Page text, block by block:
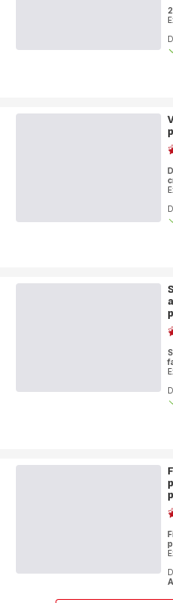
5